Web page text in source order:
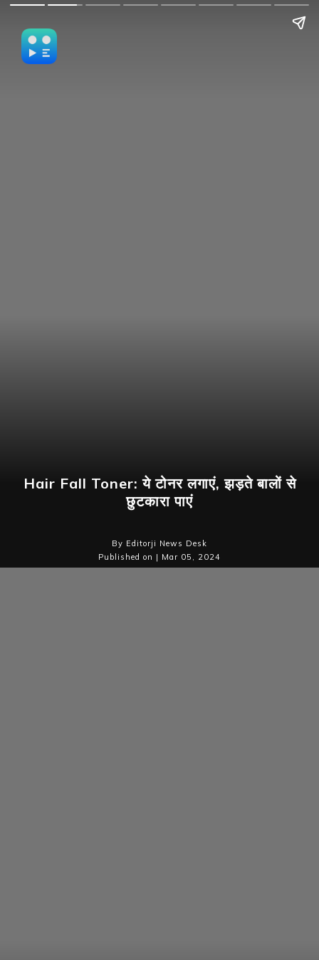
Hair Fall Toner: ये टोनर लगाएं, झड़ते बालों से
छुटकारा पाएं
By Editorji News Desk
Published on | Mar 05, 2024